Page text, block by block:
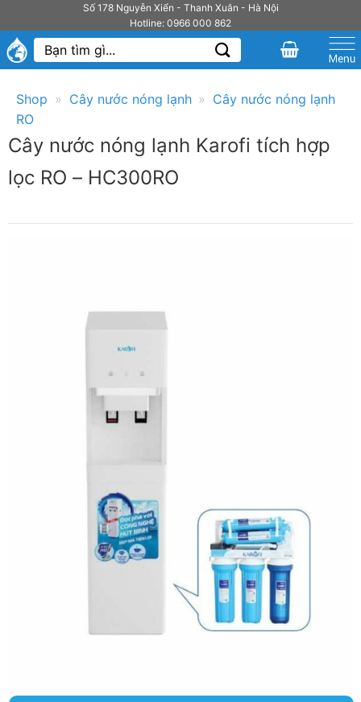
qua
nội
dung
Số 178 Nguyễn Xiển - Thanh Xuân - Hà Nội
Hotline: 0966 000 862
Tìm
kiếm:
Shop » Cây nước nóng lạnh » Cây nước nóng lạnh
RO
Cây nước nóng lạnh Karofi tích hợp
lọc RO – HC300RO